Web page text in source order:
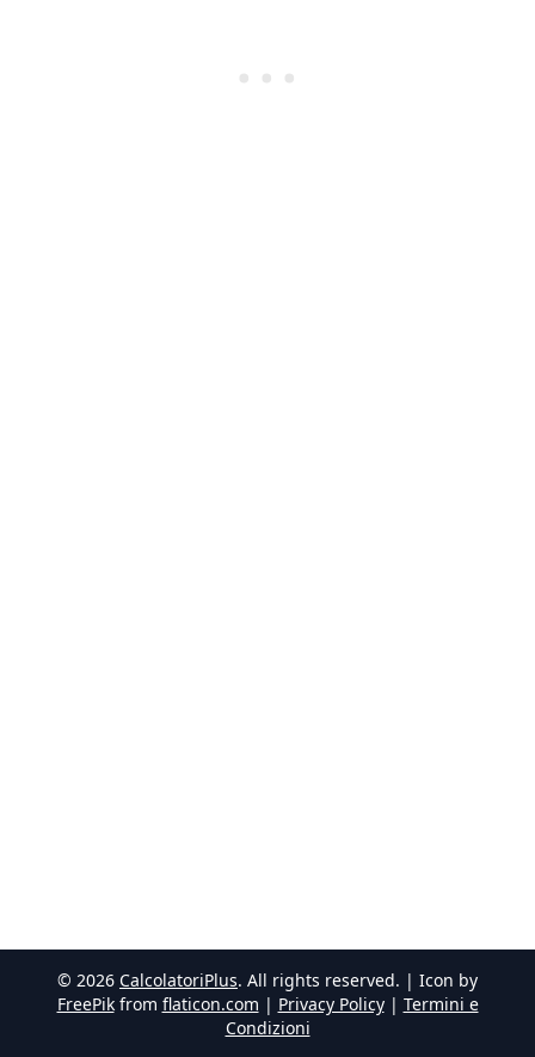
© 2026 CalcolatoriPlus. All rights reserved. | Icon by
FreePik from flaticon.com | Privacy Policy| Termini e
Condizioni